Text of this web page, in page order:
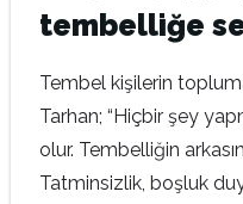
tembelliğe
Tembel kişilerin
Tarhan; “Hiçbir şey
olur. Tembelliğin
Tatminsizlik, boşluk